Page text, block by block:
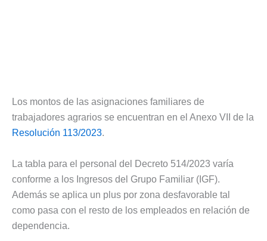
Los montos de las asignaciones familiares de
trabajadores agrarios se encuentran en el Anexo VII de la
Resolución 113/2023.
La tabla para el personal del Decreto 514/2023 varía
conforme a los Ingresos del Grupo Familiar (IGF).
Además se aplica un plus por zona desfavorable tal
como pasa con el resto de los empleados en relación de
dependencia.